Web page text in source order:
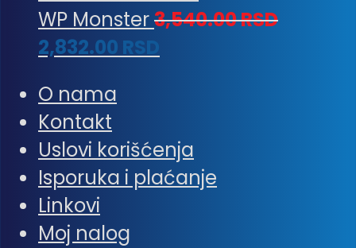
WP Monster3,540.00RSD
2,832.00 RSD
O nama
Kontakt
Uslovi korišćenja
Isporuka i plaćanje
Linkovi
Moj nalog